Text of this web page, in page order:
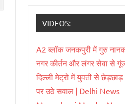
VIDEOS:
A2 ब्लॉक जनकपुरी में गुरु
नगर कीर्तन और लंगर सेवा से
दिल्ली मेट्रो में युवती से छेड़छाड़
पर उठे सवाल | Delhi News